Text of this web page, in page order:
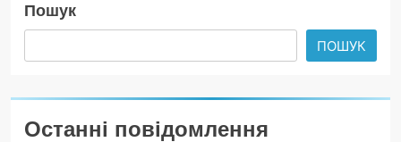
Пошук
ПОШУК
Останні повідомлення